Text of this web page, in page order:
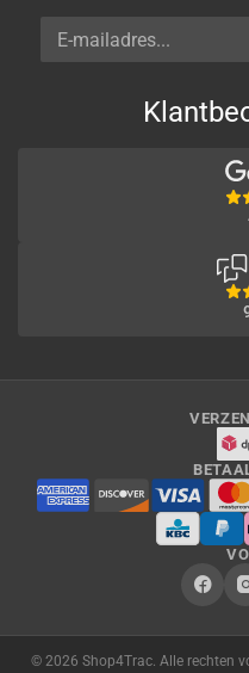
E-mailadres
© 2026 Shop4Trac. Alle rechten